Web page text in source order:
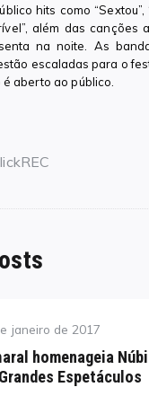
hits como “Sextou”,
além das canções
na noite. As
escaladas para o
aberto ao público.
janeiro de 2017
homenageia
Espetáculos